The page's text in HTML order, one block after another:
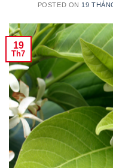
POSTED ON 19
19
Th7